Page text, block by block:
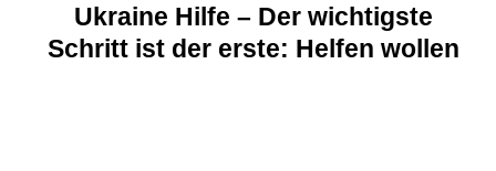
Ukraine Hilfe – Der wichtigste
Schritt ist der erste: Helfen wollen